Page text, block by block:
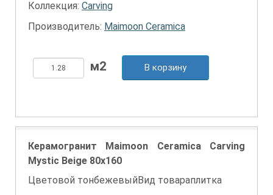
Коллекция: Carving
Производитель: Maimoon Ceramica
В корзину
Керамогранит Maimoon Ceramica Carving
Mystic Beige 80x160
Цветовой тонбежевыйВид товараплитка